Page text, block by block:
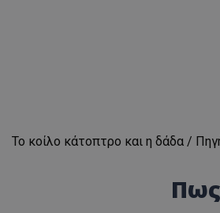
Το κοίλο κάτοπτρο και η δάδα /